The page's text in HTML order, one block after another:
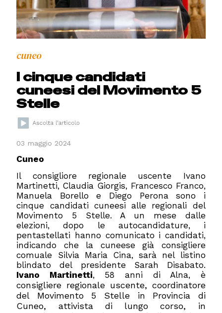
cuneo
I cinque candidati
cuneesi del Movimento 5
Stelle
03 maggio 2024
Cuneo
Il consigliore regionale uscente Ivano
Martinetti, Claudia Giorgis, Francesco Franco,
Manuela Borello e Diego Perona sono i
cinque candidati cuneesi alle regionali del
Movimento 5 Stelle. A un mese dalle
elezioni, dopo le autocandidature, i
pentastellati hanno comunicato i candidati,
indicando che la cuneese già consigliere
comuale Silvia Maria Cina, sarà nel listino
blindato del presidente Sarah Disabato.
Ivano Martinetti, 58 anni di Alna, è
consigliere regionale uscente, coordinatore
del Movimento 5 Stelle in Provincia di
Cuneo, attivista di lungo corso, in